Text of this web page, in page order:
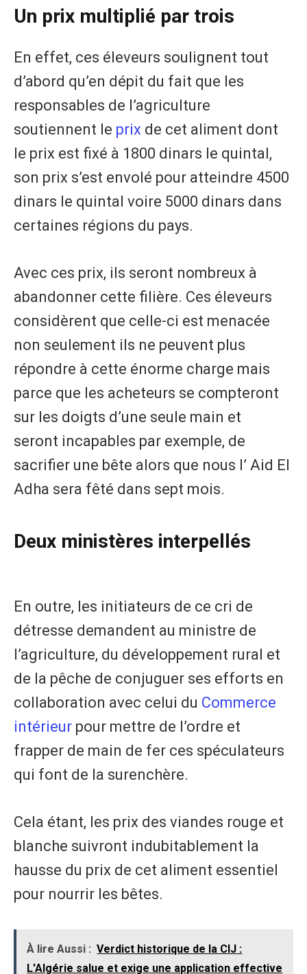
Un prix multiplié par trois
En effet, ces éleveurs soulignent tout
d’abord qu’en dépit du fait que les
responsables de l’agriculture
soutiennent le prix de cet aliment dont
le prix est fixé à 1800 dinars le quintal,
son prix s’est envolé pour atteindre 4500
dinars le quintal voire 5000 dinars dans
certaines régions du pays.
Avec ces prix, ils seront nombreux à
abandonner cette filière. Ces éleveurs
considèrent que celle-ci est menacée
non seulement ils ne peuvent plus
répondre à cette énorme charge mais
parce que les acheteurs se compteront
sur les doigts d’une seule main et
seront incapables par exemple, de
sacrifier une bête alors que nous l’ Aid El
Adha sera fêté dans sept mois.
Deux ministères interpellés
En outre, les initiateurs de ce cri de
détresse demandent au ministre de
l’agriculture, du développement rural et
de la pêche de conjuguer ses efforts en
collaboration avec celui du Commerce
intérieur pour mettre de l’ordre et
frapper de main de fer ces spéculateurs
qui font de la surenchère.
Cela étant, les prix des viandes rouge et
blanche suivront indubitablement la
hausse du prix de cet aliment essentiel
pour nourrir les bêtes.
À lire Aussi : Verdict historique de la CIJ :
L'Algérie salue et exige une application effective